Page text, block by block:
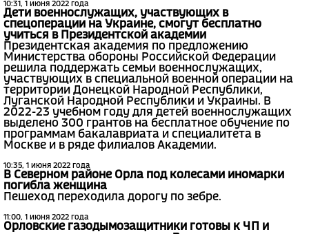
10:31, 1 июня 2022 года
Дети военнослужащих, участвующих в
спецоперации на Украине, смогут бесплатно
учиться в Президентской академии
Президентская академия по предложению
Министерства обороны Российской Федерации
решила поддержать семьи военнослужащих,
участвующих в специальной военной операции на
территории Донецкой Народной Республики,
Луганской Народной Республики и Украины. В
2022-23 учебном году для детей военнослужащих
выделено 300 грантов на бесплатное обучение по
программам бакалавриата и специалитета в
Москве и в ряде филиалов Академии.
10:35, 1 июня 2022 года
В Северном районе Орла под колесами иномарки
погибла женщина
Пешеход переходила дорогу по зебре.
11:00, 1 июня 2022 года
Орловские газодымозащитники готовы к ЧП и